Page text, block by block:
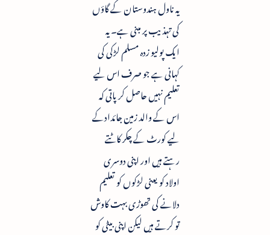
یہ ناول ہندوستان کے گاؤں
کی تہذیب پر مبنی ہے۔ یہ
ایک پولیو زدہ مسلم لڑکی کی
کہانی ہے جو صرف اس لیے
تعلیم نہیں حاصل کر پاتی کہ
اس کے والد زمین جائدادکے
لیے کورٹ کے چکر کاٹتے
رہتے ہیں اور اپنی دوسری
اولاد کو یعنی لڑکوں کو تعلیم
دلانے کی تھوڑی بہت کاوش
تو کرتے ہیں لیکن اپنی بیٹی کو